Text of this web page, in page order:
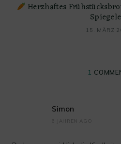
Herzhaftes
15. MÄRZ
1
Simon